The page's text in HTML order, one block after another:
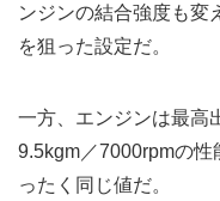
ンジンの結合強度も変
を狙った設定だ。
一方、エンジンは最高
9.5kgm／7000rpmの性
ったく同じ値だ。